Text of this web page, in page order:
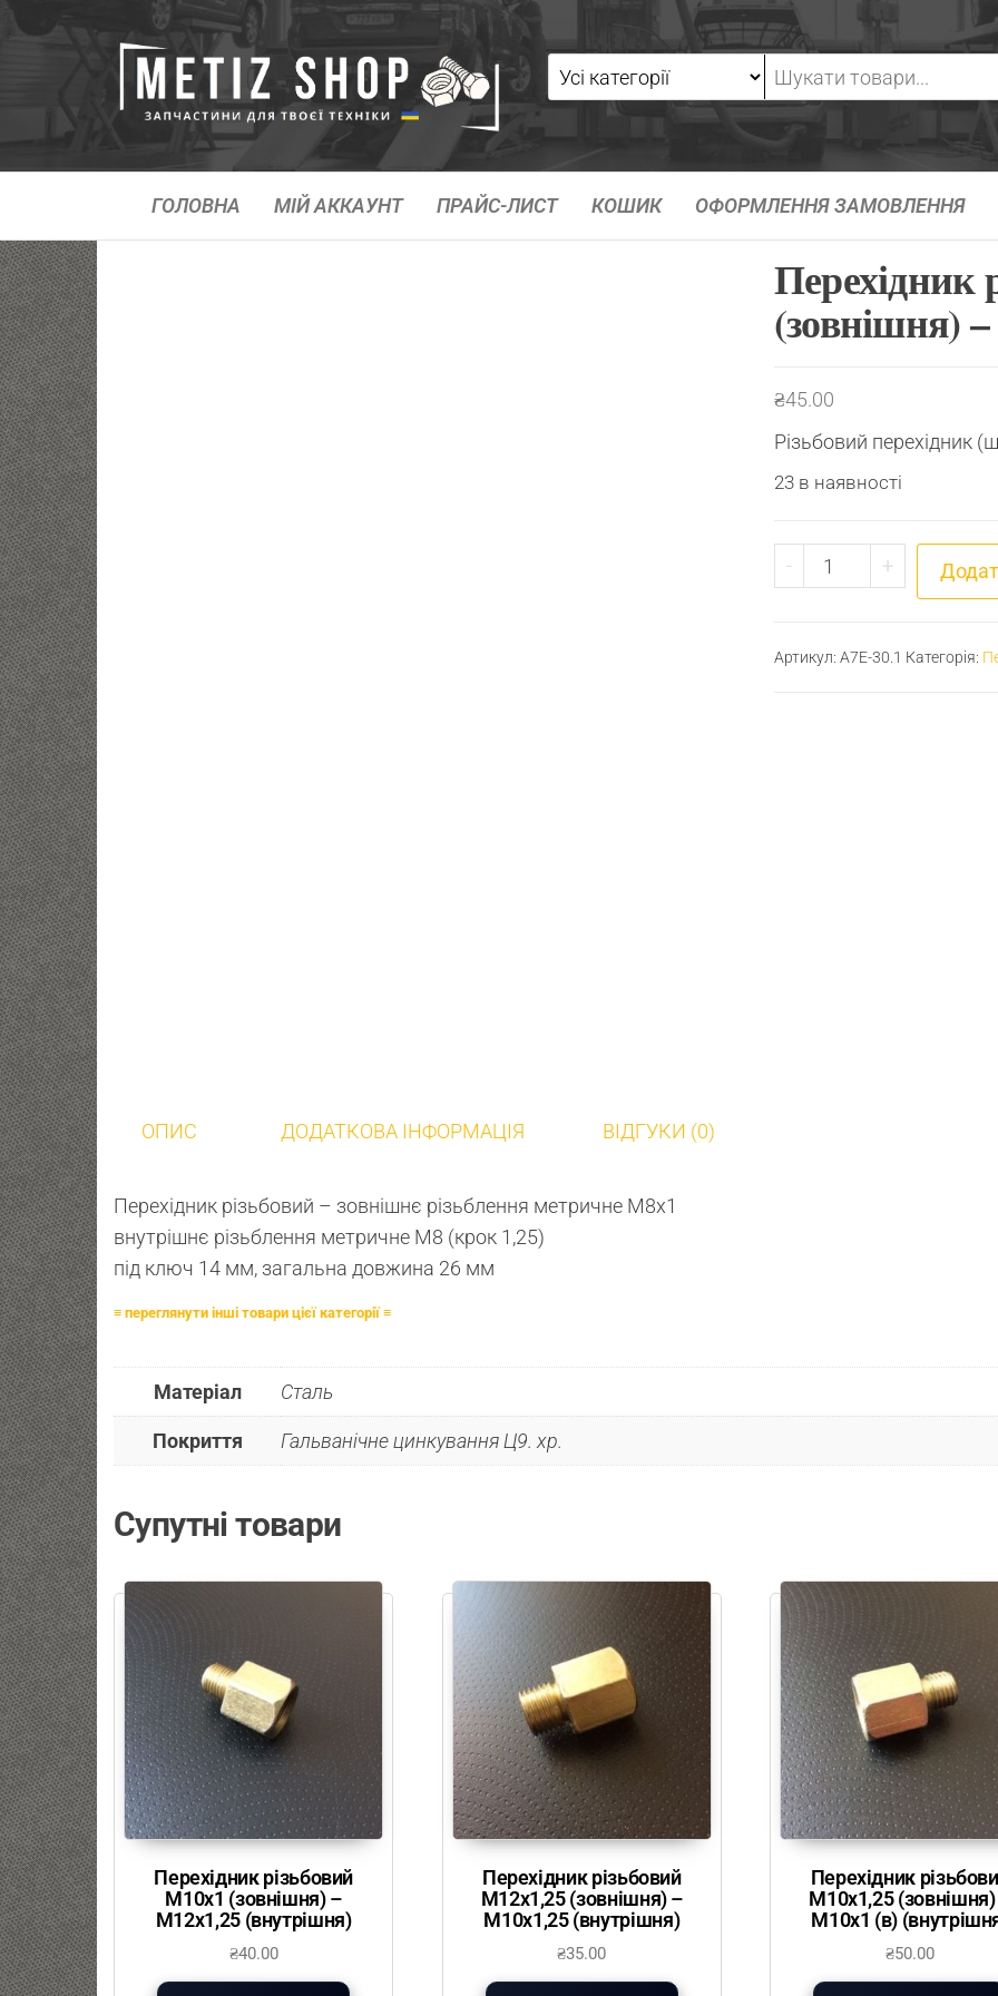
ГОЛОВНА МІЙ АККАУНТ ПРАЙС-ЛИСТ КОШИК ОФОРМЛЕННЯ ЗАМОВЛЕННЯ
Перехідник
(зовнішня)
₴45.00
Різьбовий перехідник
23 в наявності
- Перехідник
+
Артикул: A7E-30.1 Категорія:
ОПИС ДОДАТКОВА ІНФОРМАЦІЯ ВІДГУКИ (0)
Перехідник різьбовий – зовнішнє різьблення метричне М8х1
внутрішнє різьблення метричне М8 (крок 1,25)
під ключ 14 мм, загальна довжина 26 мм
≡ переглянути інші товари цієї категорії ≡
Матеріал Сталь
Покриття Гальванічне цинкування Ц9. хр.
Супутні товари
Перехідник різьбовий
М10х1 (зовнішня) –
М12х1,25 (внутрішня)
₴40.00
Перехідник різьбовий
М12х1,25 (зовнішня) –
М10х1,25 (внутрішня)
₴35.00
Перехідник
М10х1,25
М10х1 (в)
₴50.00